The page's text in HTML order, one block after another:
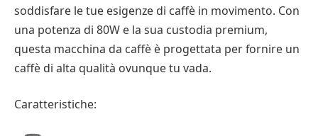
soddisfare le tue esigenze di caffè in movimento. Con
una potenza di 80W e la sua custodia premium,
questa macchina da caffè è progettata per fornire un
caffè di alta qualità ovunque tu vada.
Caratteristiche: